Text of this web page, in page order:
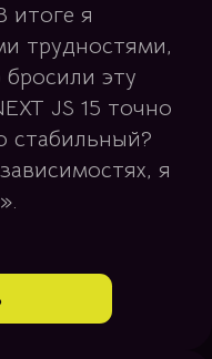
итоге я
трудностями,
эту
JS 15 точно
стабильный?
я